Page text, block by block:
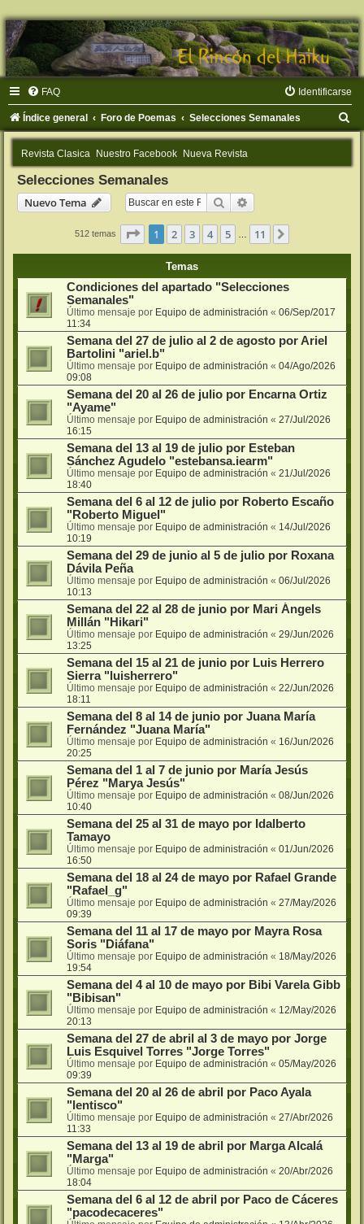
FAQ Identificarse
Índice general Foro de Poemas Selecciones Semanales
u
Revista Clasica Nuestro Facebook Nueva Revista
Selecciones Semanales
Nuevo Tema
Buscar
512 temas Página de 11
1 2 3 4 5 11
Temas
Condiciones del apartado "Selecciones
Semanales"
Último mensaje por Equipo de administración « 06/Sep/2017
11:34
Semana del 27 de julio al 2 de agosto por Ariel
Bartolini "ariel.b"
Último mensaje por Equipo de administración « 04/Ago/2026
09:08
Semana del 20 al 26 de julio por Encarna Ortiz
"Ayame"
Último mensaje por Equipo de administración « 27/Jul/2026
16:15
Semana del 13 al 19 de julio por Esteban
Sánchez Agudelo "estebansa.iearm"
Último mensaje por Equipo de administración « 21/Jul/2026
18:40
Semana del 6 al 12 de julio por Roberto Escaño
"Roberto Miguel"
Último mensaje por Equipo de administración « 14/Jul/2026
10:19
Semana del 29 de junio al 5 de julio por Roxana
Dávila Peña
Último mensaje por Equipo de administración « 06/Jul/2026
10:13
Semana del 22 al 28 de junio por Mari Ángels
Millán "Hikari"
Último mensaje por Equipo de administración « 29/Jun/2026
13:25
Semana del 15 al 21 de junio por Luis Herrero
Sierra "luisherrero"
Último mensaje por Equipo de administración « 22/Jun/2026
18:11
Semana del 8 al 14 de junio por Juana María
Fernández "Juana María"
Último mensaje por Equipo de administración « 16/Jun/2026
20:25
Semana del 1 al 7 de junio por María Jesús
Pérez "Marya Jesús"
Último mensaje por Equipo de administración « 08/Jun/2026
10:40
Semana del 25 al 31 de mayo por Idalberto
Tamayo
Último mensaje por Equipo de administración « 01/Jun/2026
16:50
Semana del 18 al 24 de mayo por Rafael Grande
"Rafael_g"
Último mensaje por Equipo de administración « 27/May/2026
09:39
Semana del 11 al 17 de mayo por Mayra Rosa
Soris "Diáfana"
Último mensaje por Equipo de administración « 18/May/2026
19:54
Semana del 4 al 10 de mayo por Bibi Varela Gibb
"Bibisan"
Último mensaje por Equipo de administración « 12/May/2026
20:13
Semana del 27 de abril al 3 de mayo por Jorge
Luis Esquivel Torres "Jorge Torres"
Último mensaje por Equipo de administración « 05/May/2026
09:39
Semana del 20 al 26 de abril por Paco Ayala
"lentisco"
Último mensaje por Equipo de administración « 27/Abr/2026
11:33
Semana del 13 al 19 de abril por Marga Alcalá
"Marga"
Último mensaje por Equipo de administración « 20/Abr/2026
18:04
Semana del 6 al 12 de abril por Paco de Cáceres
"pacodecaceres"